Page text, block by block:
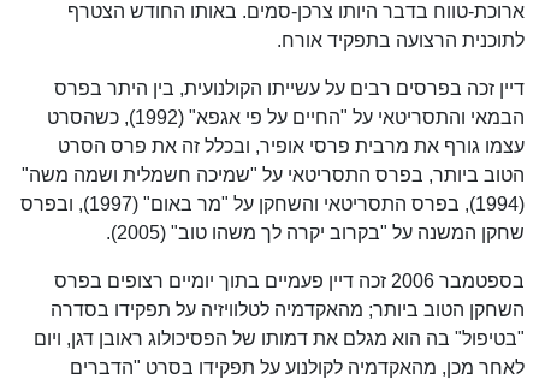
ארוכת-טווח בדבר היותו צרכן-סמים. באותו החודש הצטרף
לתוכנית הרצועה בתפקיד אורח.
דיין זכה בפרסים רבים על עשייתו הקולנועית, בין היתר בפרס
הבמאי והתסריטאי על "החיים על פי אגפא" (1992), כשהסרט
עצמו גורף את מרבית פרסי אופיר, ובכלל זה את פרס הסרט
הטוב ביותר, בפרס התסריטאי על "שמיכה חשמלית ושמה משה"
(1994), בפרס התסריטאי והשחקן על "מר באום" (1997), ובפרס
שחקן המשנה על "בקרוב יקרה לך משהו טוב" (2005).
בספטמבר 2006 זכה דיין פעמיים בתוך יומיים רצופים בפרס
השחקן הטוב ביותר; מהאקדמיה לטלוויזיה על תפקידו בסדרה
"בטיפול" בה הוא מגלם את דמותו של הפסיכולוג ראובן דגן, ויום
לאחר מכן, מהאקדמיה לקולנוע על תפקידו בסרט "הדברים